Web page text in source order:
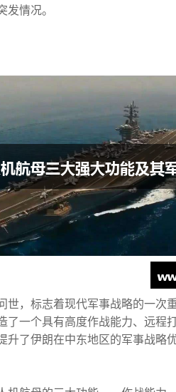
发情况。
世，标志着现代军事战略的一次
了一个具有高度作战能力、远程
升了伊朗在中东地区的军事战略